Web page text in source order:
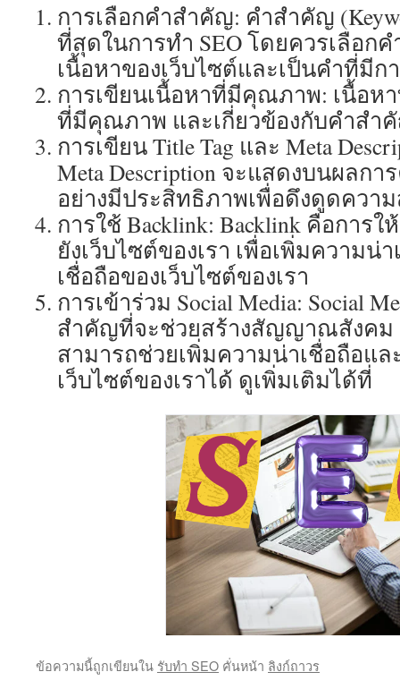
การเลือกคำสำคัญ: คำสำคัญ
ที่สุดในการทำ SEO โดยควรเลือก
เนื้อหาของเว็บไซต์และเป็นคำที่มี
การเขียนเนื้อหาที่มีคุณภาพ: เนื้อห
ที่มีคุณภาพ และเกี่ยวข้องกับคำสำ
การเขียน Title Tag และ Meta
Meta Description จะแสดงบนผลก
อย่างมีประสิทธิภาพเพื่อดึงดูดควา
การใช้ Backlink: Backlink คือการ
ยังเว็บไซต์ของเรา เพื่อเพิ่มความน่
เชื่อถือของเว็บไซต์ของเรา
การเข้าร่วม Social Media: Social
สำคัญที่จะช่วยสร้างสัญญาณสังคม
สามารถช่วยเพิ่มความน่าเชื่อถือแ
เว็บไซต์ของเราได้ ดูเพิ่มเติมได้ที่
ข้อความนี้ถูกเขียนใน รับทำ SEO คั่นหน้า ลิงก์ถาวร